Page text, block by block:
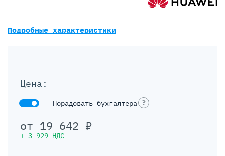
Цена:
Порадовать бухгалтера ?
от 19 642 ₽
+ 3 929 НДС
Подробные характеристики